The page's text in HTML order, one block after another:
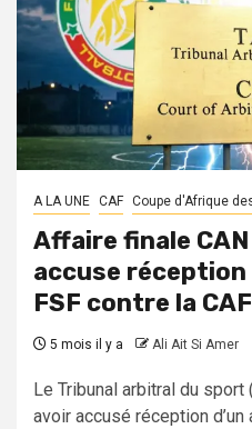
A LA UNE CAF Coupe d'Afrique
Affaire finale CAN
accuse réception
FSF contre la
5 mois il y a Ali Ait Si Amer
Le Tribunal arbitral du sport
avoir accusé réception